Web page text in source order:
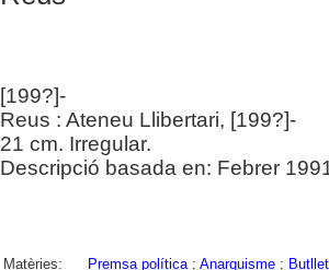
[199?]-
Reus : Ateneu Llibertari, [199?]-
21 cm. Irregular.
Descripció basada en: Febrer
Matèries: Premsa política; Anarquisme;